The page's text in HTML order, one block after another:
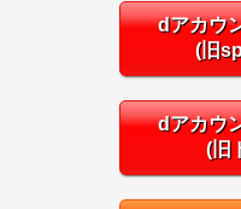
dアカウ
(旧
dアカウ
(旧